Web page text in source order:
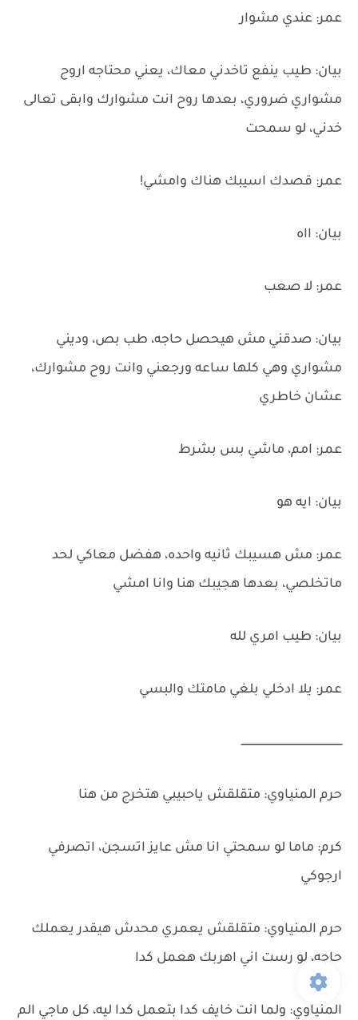
عمر: عندي مشوار
بيان: طيب ينفع تاخدني معاك، يعني محتاجه اروح
مشواري ضروري، بعدها روح انت مشوارك وابقى تعالى
خدني، لو سمحت
عمر: قصدك اسيبك هناك وامشي!
بيان: ااه
عمر: لا صعب
بيان: صدقني مش هيحصل حاجه، طب بص، وديني
مشواري وهي كلها ساعه ورجعني وانت روح مشوارك،
عشان خاطري
عمر: امم، ماشي بس بشرط
بيان: ايه هو
عمر: مش هسيبك ثانيه واحده، هفضل معاكي لحد
ماتخلصي، بعدها هجيبك هنا وانا امشي
بيان: طيب امري لله
عمر: يلا ادخلي بلغي مامتك والبسي
ـــــــــــــــــــــــــــــــــــــــــــــــــــــــــــــــ
حرم المنياوي: متقلقش ياحبيبي هتخرج من هنا
كرم: ماما لو سمحتي انا مش عايز اتسجن، اتصرفي
ارجوكي
حرم المنياوي: متقلقش يعمري محدش هيقدر يعملك
حاجه، لو رست اني اهربك هعمل كدا
المنياوي: ولما انت خايف كدا بتعمل كدا ليه، كل ماجي الم